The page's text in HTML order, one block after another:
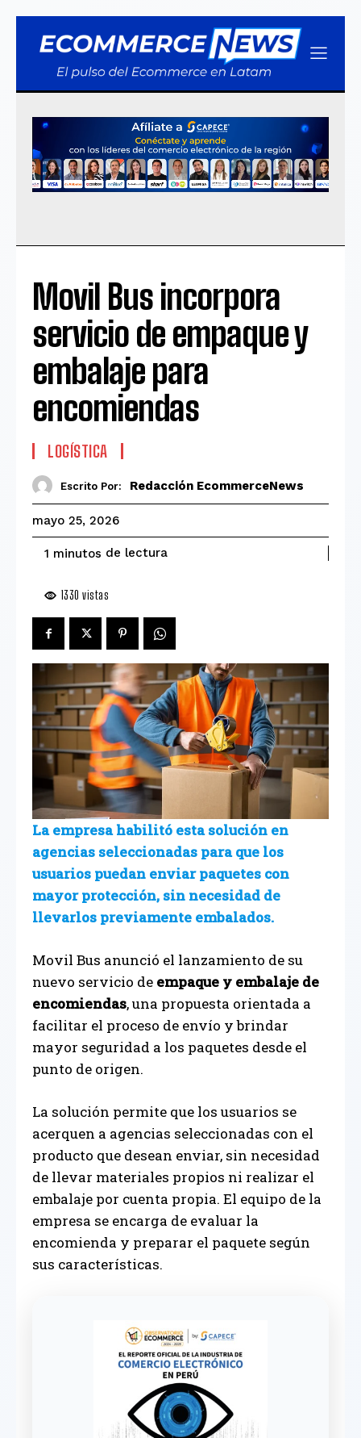
Movil Bus incorpora
servicio de empaque y
embalaje para
encomiendas
LOGÍSTICA
Escrito Por: Redacción EcommerceNews
mayo 25, 2026
1 minutos de lectura
1330 vistas
La empresa habilitó esta solución en
agencias seleccionadas para que los
usuarios puedan enviar paquetes con
mayor protección, sin necesidad de
llevarlos previamente embalados.
Movil Bus anunció el lanzamiento de su
nuevo servicio de empaque y embalaje de
encomiendas, una propuesta orientada a
facilitar el proceso de envío y brindar
mayor seguridad a los paquetes desde el
punto de origen.
La solución permite que los usuarios se
acerquen a agencias seleccionadas con el
producto que desean enviar, sin necesidad
de llevar materiales propios ni realizar el
embalaje por cuenta propia. El equipo de la
empresa se encarga de evaluar la
encomienda y preparar el paquete según
sus características.